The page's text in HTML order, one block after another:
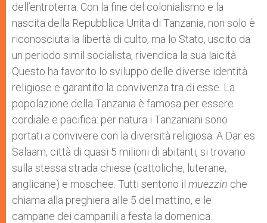
dell’entroterra. Con la fine del colonialismo e la
nascita della Repubblica Unita di Tanzania, non solo è
riconosciuta la libertà di culto, ma lo Stato, uscito da
un periodo simil socialista, rivendica la sua laicità.
Questo ha favorito lo sviluppo delle diverse identità
religiose e garantito la convivenza tra di esse. La
popolazione della Tanzania è famosa per essere
cordiale e pacifica: per natura i Tanzaniani sono
portati a convivere con la diversità religiosa. A Dar es
Salaam, città di quasi 5 milioni di abitanti, si trovano
sulla stessa strada chiese (cattoliche, luterane,
anglicane) e moschee. Tutti sentono il muezzin che
chiama alla preghiera alle 5 del mattino, e le
campane dei campanili a festa la domenica.